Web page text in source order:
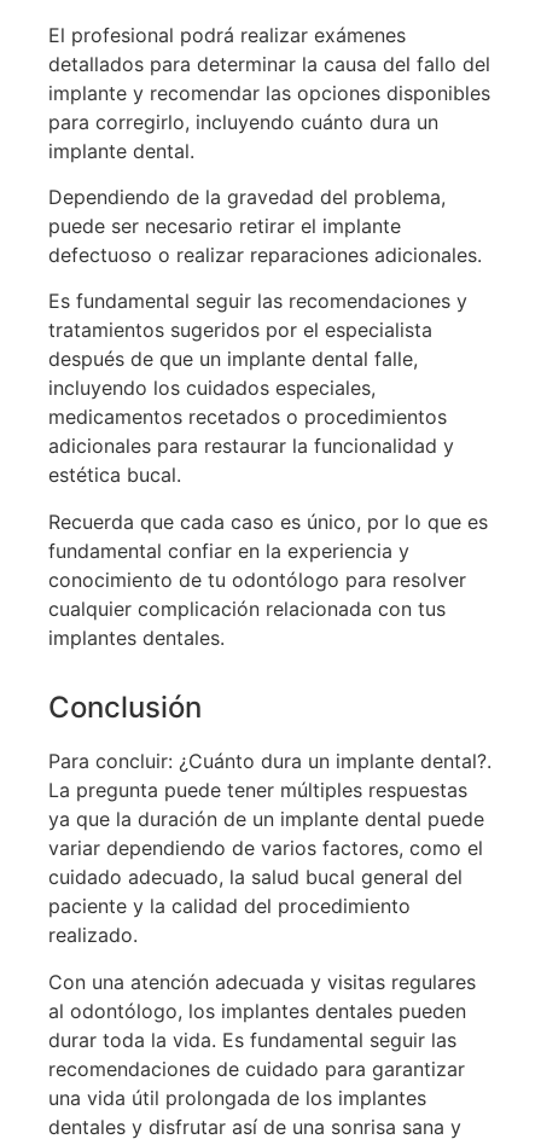
El profesional podrá realizar exámenes
detallados para determinar la causa del fallo del
implante y recomendar las opciones disponibles
para corregirlo, incluyendo cuánto dura un
implante dental.
Dependiendo de la gravedad del problema,
puede ser necesario retirar el implante
defectuoso o realizar reparaciones adicionales.
Es fundamental seguir las recomendaciones y
tratamientos sugeridos por el especialista
después de que un implante dental falle,
incluyendo los cuidados especiales,
medicamentos recetados o procedimientos
adicionales para restaurar la funcionalidad y
estética bucal.
Recuerda que cada caso es único, por lo que es
fundamental confiar en la experiencia y
conocimiento de tu odontólogo para resolver
cualquier complicación relacionada con tus
implantes dentales.
Conclusión
Para concluir: ¿Cuánto dura un implante dental?.
La pregunta puede tener múltiples respuestas
ya que la duración de un implante dental puede
variar dependiendo de varios factores, como el
cuidado adecuado, la salud bucal general del
paciente y la calidad del procedimiento
realizado.
Con una atención adecuada y visitas regulares
al odontólogo, los implantes dentales pueden
durar toda la vida. Es fundamental seguir las
recomendaciones de cuidado para garantizar
una vida útil prolongada de los implantes
dentales y disfrutar así de una sonrisa sana y